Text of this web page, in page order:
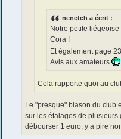
nenetch a écrit :
Notre petite
Cora !
Et également page
Avis aux amateurs
Cela rapporte quoi au
Le "presque" blason du club
sur les étalages de plusieurs
débourser 1 euro, y a pire